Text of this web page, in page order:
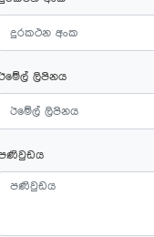
ලිපිනය